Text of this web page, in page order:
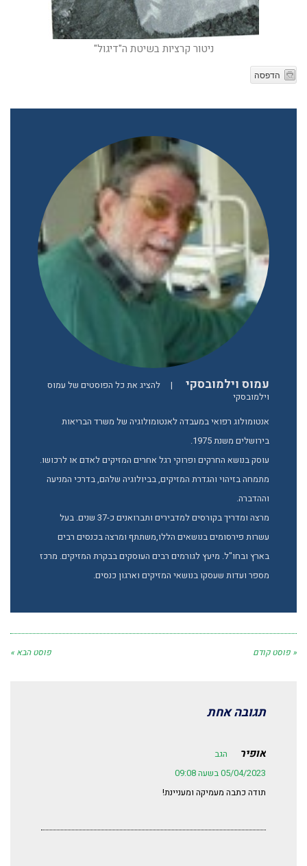
ניטור קרציות בשיטת ה"דיגול"
הדפסה
עמוס וילמובסקי |
להציג את כל הפוסטים של עמוס
וילמובסקי
אנטומולוג רפואי במעבדה לאנטומולוגיה של משרד הבריאות
בירושלים משנת 1975.
עוסק בנושא החרקים ופרוקי רגל אחרים המזיקים לאדם או לרכושו.
מתמחה בזיהוי והגדרת המזיקים, בביולוגיה שלהם, בדרכי המניעה
וההדברה.
מרצה ומדריך בקורסים למדבירים ותברואנים כ-37 שנים. בעל
עשרות פירסומים בנושאים הללו,משתתף ומרצה בכנסים רבים
בארץ ובחו"ל. מיעץ לגורמים רבים העוסקים בבקרת המזיקים. מרכז
מספר ועדות שעסקו בנושאי המזיקים וארגון כנסים.
« פוסט קודם פוסט הבא »
תגובה אחת
אופיר
הגב
05/04/2023 בשעה 09:08
תודה כתבה מעמיקה ומעניינת!